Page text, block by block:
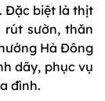
Đặc biệt là thịt
sườn, thăn
Hà Đông
dãy, phục vụ
đình.